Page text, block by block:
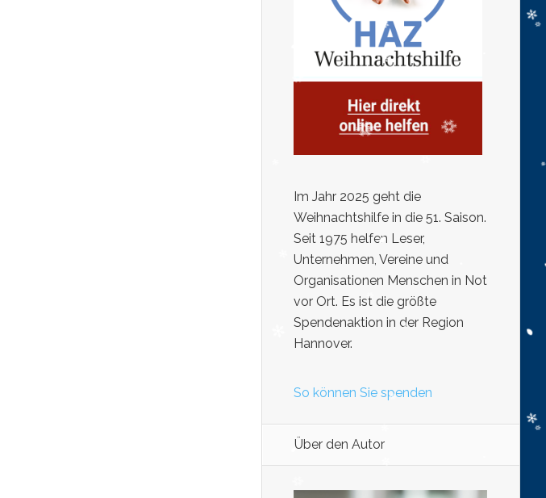
Im Jahr 2025 geht die
Weihnachtshilfe in die 51. Saison.
Seit 1975 helfen Leser,
Unternehmen, Vereine und
Organisationen Menschen in Not
vor Ort. Es ist die größte
Spendenaktion in der Region
Hannover.
So können Sie spenden
Über den Autor